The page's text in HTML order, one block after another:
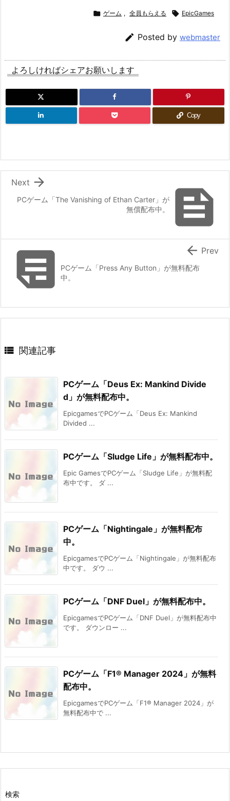
 ゲーム , 全員もらえる  EpicGames
 Posted by webmaster
よろしければシェアお願いします
Copy

PCゲーム「The Vanishing of Ethan Carter」が
無償配布中。

Next
PCゲーム「Press Any Button」が無料配布
中。
 Prev
 関連記事
PCゲーム「Deus Ex: Mankind Divide
d」が無料配布中。
EpicgamesでPCゲーム「Deus Ex: Mankind
Divided ...
PCゲーム「Sludge Life」が無料配布中。
Epic GamesでPCゲーム「Sludge Life」が無料配
布中です。 ダ ...
PCゲーム「Nightingale」が無料配布
中。
EpicgamesでPCゲーム「Nightingale」が無料配布
中です。 ダウ ...
PCゲーム「DNF Duel」が無料配布中。
EpicgamesでPCゲーム「DNF Duel」が無料配布中
です。 ダウンロー ...
PCゲーム「F1® Manager 2024」が無料
配布中。
EpicgamesでPCゲーム「F1® Manager 2024」が
無料配布中で ...
検索